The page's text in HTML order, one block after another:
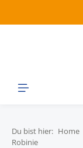
Du bist hier: Home
Robinie